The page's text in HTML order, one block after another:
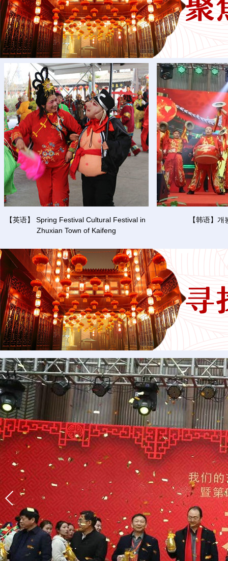
【英语】 Spring Festival Cultural Festival in
Zhuxian Town of Kaifeng
【韩语】